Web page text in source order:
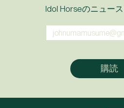
Idol Horseのニュー